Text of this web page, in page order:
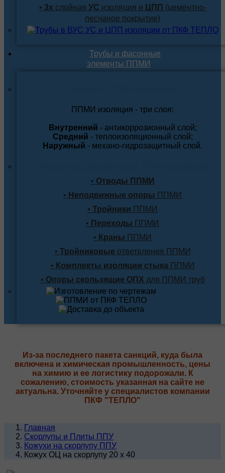
• 3х слойная УС изоляция и ЦПП (цементно-
песчаное покрытие)
Трубы и фасонные
элементы ППМИ
ППМИ изоляция - три слоя:
Внутренний - антикоррозионный слой;
Средний - теплоизоляционный слой;
Наружный - механо-гидрозащитный слой.
• Отводы ППМИ
• Неподвижные опоры ППМИ
• Тройники ППМИ
• Переходы ППМИ
• Краны ППМИ
• Тройниковые ответвления ППМИ
• Комплекты изоляции стыкаППМИ
• Опоры скользящие ОПХ для ППМИ труб
Из-за последнего пакета санкций, куда была
включена и химическая промышленность, цены
на химию и ее логистику подорожали. К
сожалению, стоимость указанная на сайте не
актуальна. Уточняйте у специалистов компании
ПКФ "ТЕПЛО"
Главная
Скорлупы и Плиты ППУ
Кожухи на скорлупу ППУ
Кожух ОЦ на скорлупу 20 х 40